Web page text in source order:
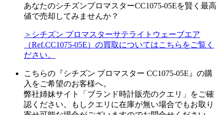
あなたのシチズンプロマスターCC1075-05Eを賢く最高
値で売却してみませんか？
＞シチズン プロマスターサテライトウェーブエア
（Ref.CC1075-05E）の買取についてはこちらをご覧く
ださい。
こちらの『シチズン プロマスター CC1075-05E』の購
入をご希望のお客様へ。
弊社姉妹サイト「ブランド時計販売のクエリ」をご確
認ください。もしクエリに在庫が無い場合でもお取り